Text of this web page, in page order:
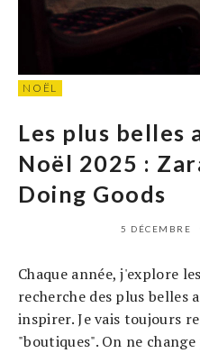
NOËL
Les plus belles
Noël 2025 :
Doing Goods
5 DÉCEMBRE
Chaque année, j'explore
recherche des plus belles
inspirer. Je vais toujours
"boutiques". On ne